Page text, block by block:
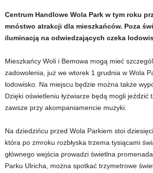
Centrum Handlowe Wola Park w tym roku
mnóstwo atrakcji dla mieszkańców. Poza
iluminacją na odwiedzających czeka
Mieszkańcy Woli i Bemowa mogą mieć
zadowolenia, już we wtorek 1 grudnia w Wola
lodowisko. Na miejscu będzie można także
Dzięki oświetleniu łyżwiarze będą mogli jeździć
zawsze przy akompaniamencie muzyki.
Na dziedzińcu przed Wola Parkiem stoi
która po zmroku rozbłyska trzema tysiącami
głównego wejścia prowadzi świetlna
Parku Ulricha, można spotkać trzymetrowe